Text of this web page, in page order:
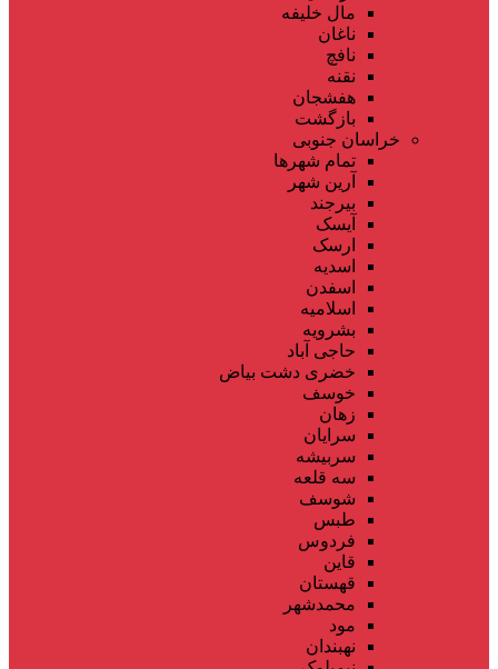
مال خلیفه
ناغان
نافچ
نقنه
هفشجان
بازگشت
خراسان جنوبی
تمام شهر‌ها
آرین شهر
بیرجند
آیسک
ارسک
اسدیه
اسفدن
اسلامیه
بشرویه
حاجی آباد
خضری دشت بیاض
خوسف
زهان
سرایان
سربیشه
سه قلعه
شوسف
طبس
فردوس
قاین
قهستان
محمدشهر
مود
نهبندان